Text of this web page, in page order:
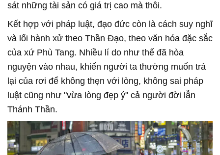
sát những tài sản có giá trị cao mà thôi.
Kết hợp với pháp luật, đạo đức còn là cách suy nghĩ
và lối hành xử theo Thần Đạo, theo văn hóa đặc sắc
của xứ Phù Tang. Nhiều lí do như thế đã hòa
nguyện vào nhau, khiến người ta thường muốn trả
lại của rơi để không thẹn với lòng, không sai pháp
luật cũng như "vừa lòng đẹp ý" cả người đời lẫn
Thánh Thần.